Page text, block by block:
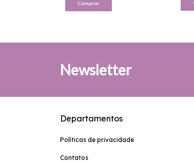
Newsletter
Departamentos
Políticas de privacidade
Contatos